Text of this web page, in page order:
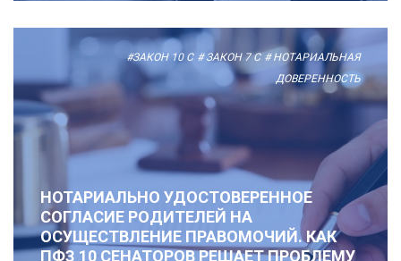
#ЗАКОН 10 С # ЗАКОН 7 С # НОТАРИАЛЬНАЯ
ДОВЕРЕННОСТЬ
НОТАРИАЛЬНО УДОСТОВЕРЕННОЕ
СОГЛАСИЕ РОДИТЕЛЕЙ НА
ОСУЩЕСТВЛЕНИЕ ПРАВОМОЧИЙ. КАК
ПФЗ 10 СЕНАТОРОВ РЕШАЕТ ПРОБЛЕМУ